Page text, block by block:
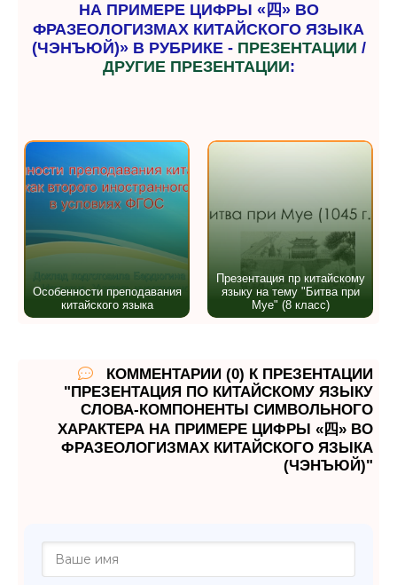
НА ПРИМЕРЕ ЦИФРЫ «四» ВО
ФРАЗЕОЛОГИЗМАХ КИТАЙСКОГО ЯЗЫКА
(ЧЭНЪЮЙ)» В РУБРИКЕ - ПРЕЗЕНТАЦИИ /
ДРУГИЕ ПРЕЗЕНТАЦИИ:
Особенности преподавания
китайского языка
Презентация пр китайскому
языку на тему "Битва при
Муе" (8 класс)
КОММЕНТАРИИ (0) К ПРЕЗЕНТАЦИИ
"ПРЕЗЕНТАЦИЯ ПО КИТАЙСКОМУ ЯЗЫКУ
СЛОВА-КОМПОНЕНТЫ СИМВОЛЬНОГО
ХАРАКТЕРА НА ПРИМЕРЕ ЦИФРЫ «四» ВО
ФРАЗЕОЛОГИЗМАХ КИТАЙСКОГО ЯЗЫКА
(ЧЭНЪЮЙ)"